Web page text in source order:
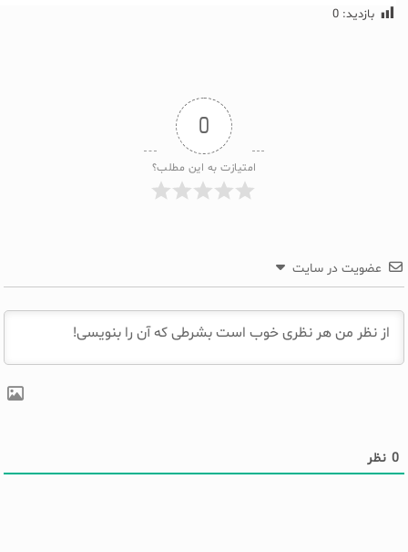
بازدید: 0
0
امتیازت به این مطلب؟
عضویت در سایت
0 نظر